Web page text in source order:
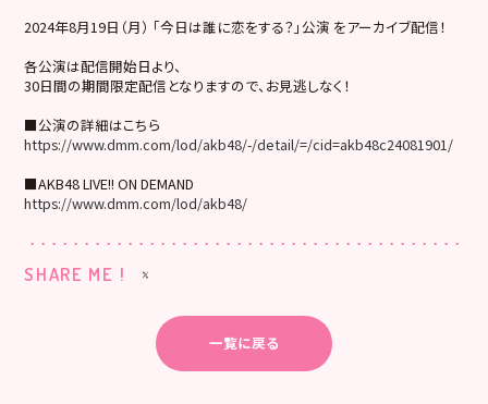
2024年8月19日（月） 「今日は誰に恋をする？」公演 をアーカイブ配信！
各公演は配信開始日より、
30日間の期間限定配信となりますので、お見逃しなく！
■公演の詳細はこちら
https://www.dmm.com/lod/akb48/-/detail/=/cid=akb48c24081901/
■AKB48 LIVE!! ON DEMAND
https://www.dmm.com/lod/akb48/
SHARE ME !
一覧に戻る